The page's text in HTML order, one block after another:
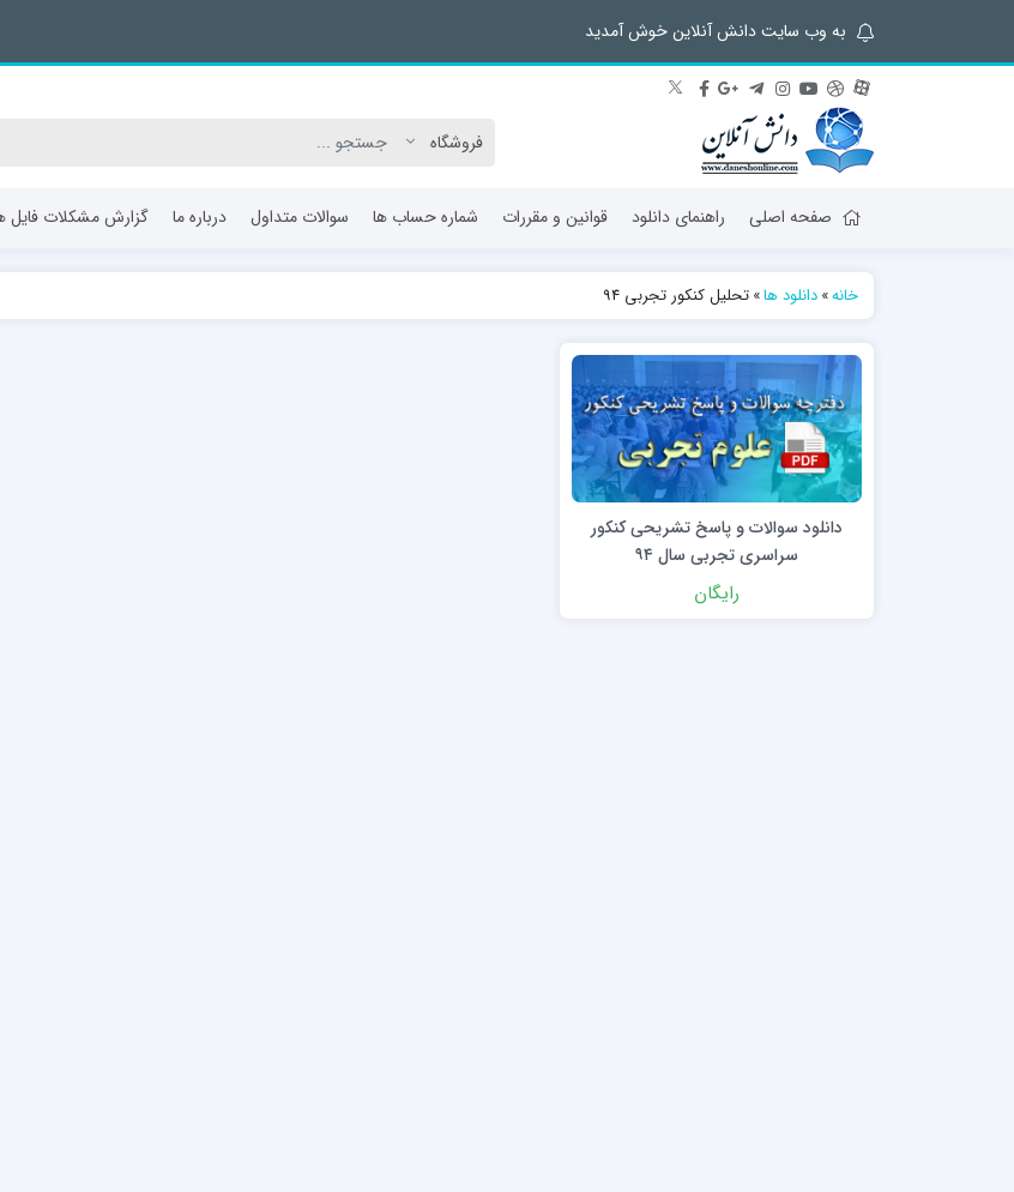
به وب سایت دانش آنلاین خوش آمدید
صفحه اصلی راهنمای دانلود قوانین و مقررات شماره حساب ها سوالات متداول درباره ما گزارش مشکلات فایل
خانه»دانلود ها»تحلیل کنکور تجربی 94
دانلود سوالات و پاسخ تشریحی کنکور
سراسری تجربی سال ۹۴
رایگان